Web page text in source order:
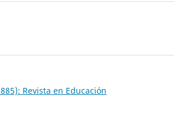
Revista en Educación